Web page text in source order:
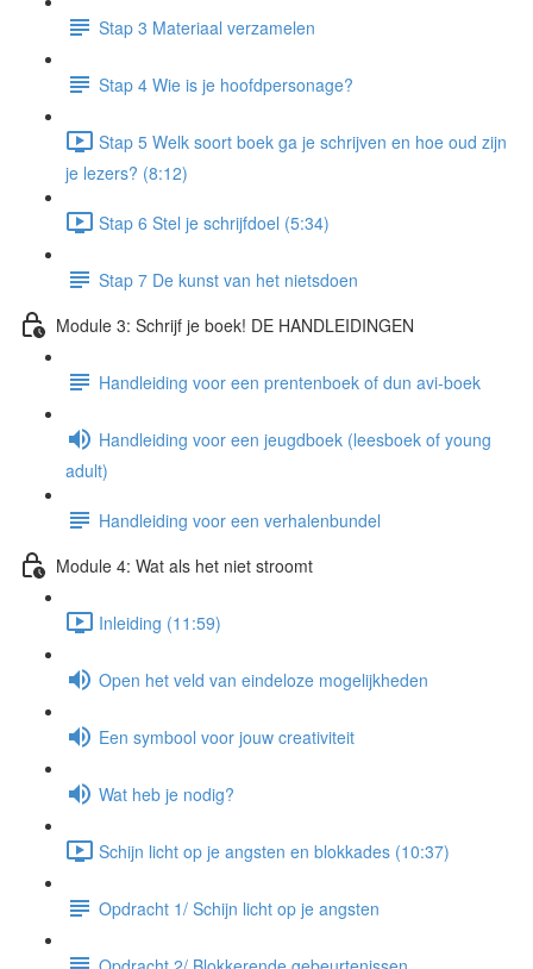
Stap 3 Materiaal verzamelen
Stap 4 Wie is je hoofdpersonage?
Stap 5 Welk soort boek ga je schrijven en hoe oud zijn
je lezers? (8:12)
Stap 6 Stel je schrijfdoel (5:34)
Stap 7 De kunst van het nietsdoen
Module 3: Schrijf je boek! DE HANDLEIDINGEN
Handleiding voor een prentenboek of dun avi-boek
Handleiding voor een jeugdboek (leesboek of young
adult)
Handleiding voor een verhalenbundel
Module 4: Wat als het niet stroomt
Inleiding (11:59)
Open het veld van eindeloze mogelijkheden
Een symbool voor jouw creativiteit
Wat heb je nodig?
Schijn licht op je angsten en blokkades (10:37)
Opdracht 1/ Schijn licht op je angsten